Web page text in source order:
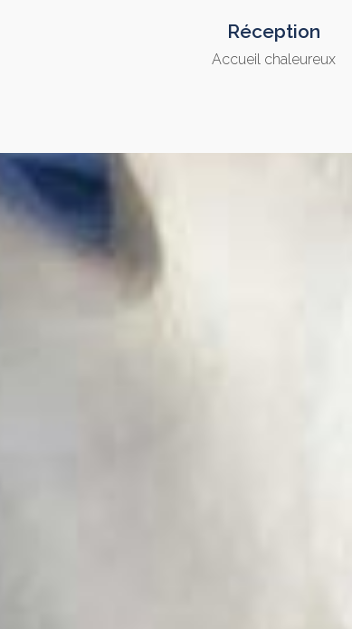
Réception
Accueil chaleureux